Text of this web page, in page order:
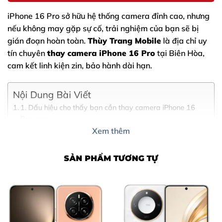
iPhone 16 Pro sở hữu hệ thống camera đỉnh cao, nhưng
nếu không may gặp sự cố, trải nghiệm của bạn sẽ bị
gián đoạn hoàn toàn. Thùy Trang Mobile là địa chỉ uy
tín chuyên thay camera iPhone 16 Pro tại Biên Hòa,
cam kết linh kiện zin, bảo hành dài hạn.
Nội Dung Bài Viết
1. Dấu hiệu cho thấy bạn cần thay camera iPhone 16
2. Nguyên nhân khiến camera iPhone 16 Pro bị hỏng
4. Bảng giá thay camera iPhone 16 Pro
5. Quy trình thay camera chuyên nghiệp tại Thùy Trang
6. Những lưu ý sau khi thay camera bạn cần biết
7. Các câu hỏi thường gặp (FAQ)
8. Thông tin liên hệ và Địa chỉ
Xem thêm
SẢN PHẨM TƯƠNG TỰ